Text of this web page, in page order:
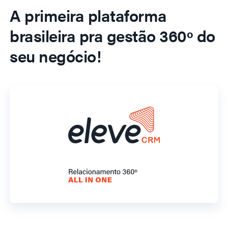
A primeira plataforma
brasileira pra gestão 360º do
seu negócio!